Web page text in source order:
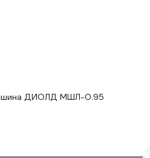
ДИОЛД МШЛ-0.95